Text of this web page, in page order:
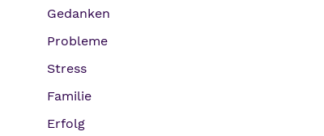
Gedanken
Probleme
Stress
Familie
Erfolg